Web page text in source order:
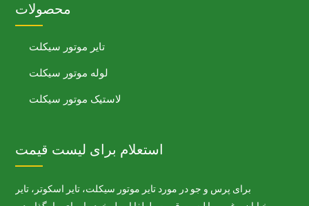
محصولات
تایر موتور سیکلت
لوله موتور سیکلت
لاستیک موتور سیکلت
استعلام برای لیست قیمت
برای پرس و جو در مورد تایر موتور سیکلت، تایر اسکوتر، تایر